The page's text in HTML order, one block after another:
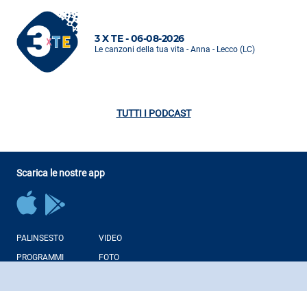
3 X TE - 06-08-2026
Le canzoni della tua vita - Anna - Lecco (LC)
TUTTI I PODCAST
Scarica le nostre app
PALINSESTO
PROGRAMMI
VIDEO
FOTO